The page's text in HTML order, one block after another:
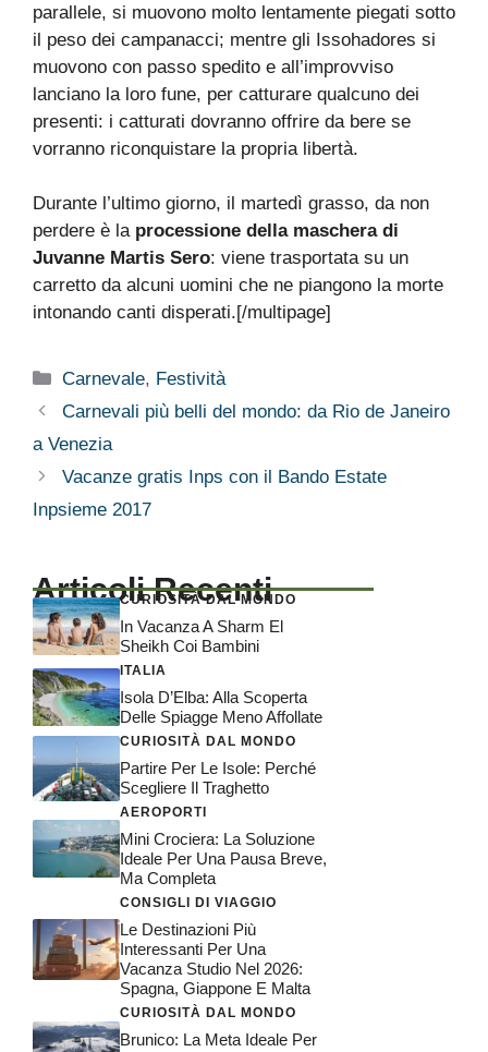
parallele, si muovono molto lentamente piegati sotto
il peso dei campanacci; mentre gli Issohadores si
muovono con passo spedito e all’improvviso
lanciano la loro fune, per catturare qualcuno dei
presenti: i catturati dovranno offrire da bere se
vorranno riconquistare la propria libertà.
Durante l’ultimo giorno, il martedì grasso, da non
perdere è la processione della maschera di
Juvanne Martis Sero: viene trasportata su un
carretto da alcuni uomini che ne piangono la morte
intonando canti disperati.[/multipage]
Categorie
Carnevale, Festività
Carnevali più belli del mondo: da Rio de Janeiro
a Venezia
Vacanze gratis Inps con il Bando Estate
Inpsieme 2017
Articoli Recenti
CURIOSITÀ DAL MONDO
In Vacanza A Sharm El
Sheikh Coi Bambini
ITALIA
Isola D’Elba: Alla Scoperta
Delle Spiagge Meno Affollate
CURIOSITÀ DAL MONDO
Partire Per Le Isole: Perché
Scegliere Il Traghetto
AEROPORTI
Mini Crociera: La Soluzione
Ideale Per Una Pausa Breve,
Ma Completa
CONSIGLI DI VIAGGIO
Le Destinazioni Più
Interessanti Per Una
Vacanza Studio Nel 2026:
Spagna, Giappone E Malta
CURIOSITÀ DAL MONDO
Brunico: La Meta Ideale Per